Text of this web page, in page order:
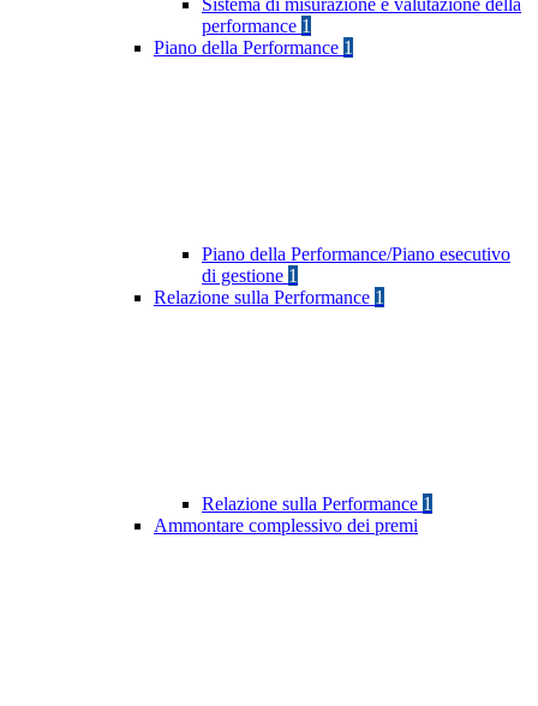
Sistema di misurazione e valutazione della
performance 1
Piano della Performance 1
Piano della Performance/Piano esecutivo
di gestione 1
Relazione sulla Performance 1
Relazione sulla Performance 1
Ammontare complessivo dei premi